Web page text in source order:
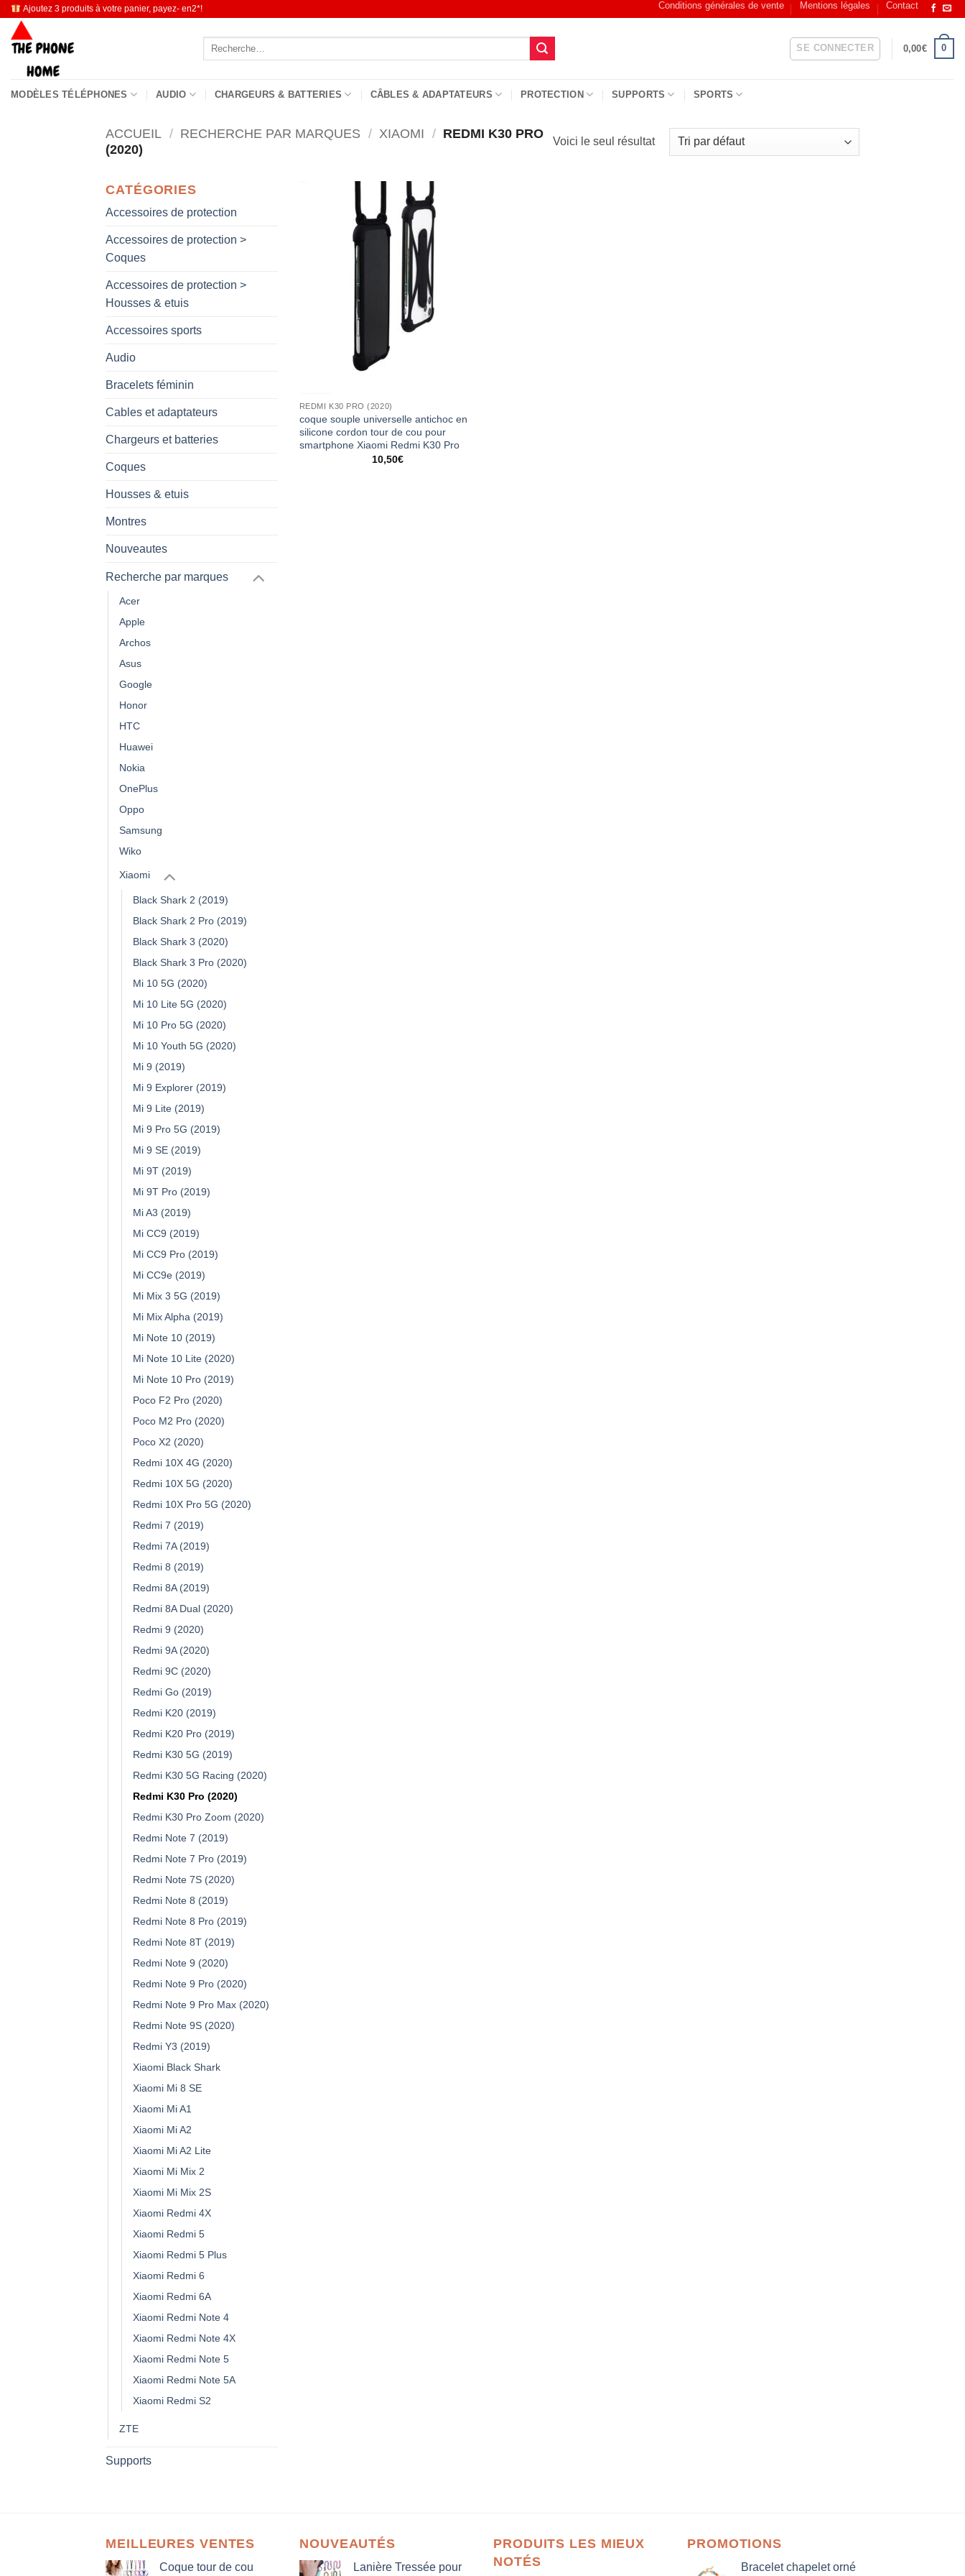
Passer
contenu
Ajoutez 3 produits à votre panier, payez- en2*! Conditions générales de vente Mentions légales Contact
Recherche
SE CONNECTER 0,00€ 0
MODÈLES TÉLÉPHONES AUDIO CHARGEURS & BATTERIES CÂBLES & ADAPTATEURS PROTECTION SUPPORTS SPORTS
ACCUEIL / RECHERCHE PAR MARQUES / XIAOMI / REDMI K30 PRO
(2020)
Voici le seul résultat
CATÉGORIES
Accessoires de protection
Accessoires de protection >
Coques
Accessoires de protection >
Housses & etuis
Accessoires sports
Audio
Bracelets féminin
Cables et adaptateurs
Chargeurs et batteries
Coques
Housses & etuis
Montres
Nouveautes
Recherche par marques
Acer
Apple
Archos
Asus
Google
Honor
HTC
Huawei
Nokia
OnePlus
Oppo
Samsung
Wiko
Xiaomi
Black Shark 2 (2019)
Black Shark 2 Pro (2019)
Black Shark 3 (2020)
Black Shark 3 Pro (2020)
Mi 10 5G (2020)
Mi 10 Lite 5G (2020)
Mi 10 Pro 5G (2020)
Mi 10 Youth 5G (2020)
Mi 9 (2019)
Mi 9 Explorer (2019)
Mi 9 Lite (2019)
Mi 9 Pro 5G (2019)
Mi 9 SE (2019)
Mi 9T (2019)
Mi 9T Pro (2019)
Mi A3 (2019)
Mi CC9 (2019)
Mi CC9 Pro (2019)
Mi CC9e (2019)
Mi Mix 3 5G (2019)
Mi Mix Alpha (2019)
Mi Note 10 (2019)
Mi Note 10 Lite (2020)
Mi Note 10 Pro (2019)
Poco F2 Pro (2020)
Poco M2 Pro (2020)
Poco X2 (2020)
Redmi 10X 4G (2020)
Redmi 10X 5G (2020)
Redmi 10X Pro 5G (2020)
Redmi 7 (2019)
Redmi 7A (2019)
Redmi 8 (2019)
Redmi 8A (2019)
Redmi 8A Dual (2020)
Redmi 9 (2020)
Redmi 9A (2020)
Redmi 9C (2020)
Redmi Go (2019)
Redmi K20 (2019)
Redmi K20 Pro (2019)
Redmi K30 5G (2019)
Redmi K30 5G Racing (2020)
Redmi K30 Pro (2020)
Redmi K30 Pro Zoom (2020)
Redmi Note 7 (2019)
Redmi Note 7 Pro (2019)
Redmi Note 7S (2020)
Redmi Note 8 (2019)
Redmi Note 8 Pro (2019)
Redmi Note 8T (2019)
Redmi Note 9 (2020)
Redmi Note 9 Pro (2020)
Redmi Note 9 Pro Max (2020)
Redmi Note 9S (2020)
Redmi Y3 (2019)
Xiaomi Black Shark
Xiaomi Mi 8 SE
Xiaomi Mi A1
Xiaomi Mi A2
Xiaomi Mi A2 Lite
Xiaomi Mi Mix 2
Xiaomi Mi Mix 2S
Xiaomi Redmi 4X
Xiaomi Redmi 5
Xiaomi Redmi 5 Plus
Xiaomi Redmi 6
Xiaomi Redmi 6A
Xiaomi Redmi Note 4
Xiaomi Redmi Note 4X
Xiaomi Redmi Note 5
Xiaomi Redmi Note 5A
Xiaomi Redmi S2
ZTE
Supports
REDMI K30 PRO (2020)
coque souple universelle antichoc en
silicone cordon tour de cou pour
smartphone Xiaomi Redmi K30 Pro
10,50€
MEILLEURES VENTES
Coque tour de cou
NOUVEAUTÉS
Lanière Tressée pour
PRODUITS LES MIEUX
NOTÉS
PROMOTIONS
Bracelet chapelet orné